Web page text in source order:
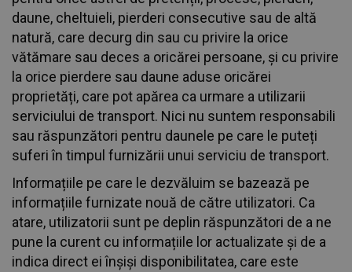
daune, cheltuieli, pierderi consecutive sau de altă
natură, care decurg din sau cu privire la orice
vătămare sau deces a oricărei persoane, și cu privire
la orice pierdere sau daune aduse oricărei
proprietăți, care pot apărea ca urmare a utilizarii
serviciului de transport. Nici nu suntem responsabili
sau răspunzători pentru daunele pe care le puteți
suferi în timpul furnizării unui serviciu de transport.
Informațiile pe care le dezvăluim se bazează pe
informațiile furnizate nouă de către utilizatori. Ca
atare, utilizatorii sunt pe deplin răspunzători de a ne
pune la curent cu informațiile lor actualizate și de a
indica direct ei înșiși disponibilitatea, care este